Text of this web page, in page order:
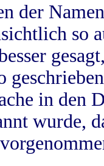
der
so
in
wurde,